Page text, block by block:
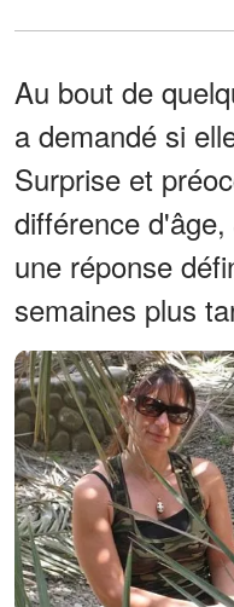
Au bout de
a demandé si
Surprise et
différence
une réponse
semaines plus